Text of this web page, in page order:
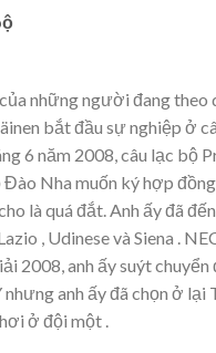
những người đang theo
bắt đầu sự nghiệp ở
6 năm 2008, câu lạc bộ
Nha muốn ký hợp
là quá đắt. Anh ấy đã
, Udinese và Siena .
2008, anh ấy suýt chuyển
nhưng anh ấy đã chọn ở lại
ở đội một .